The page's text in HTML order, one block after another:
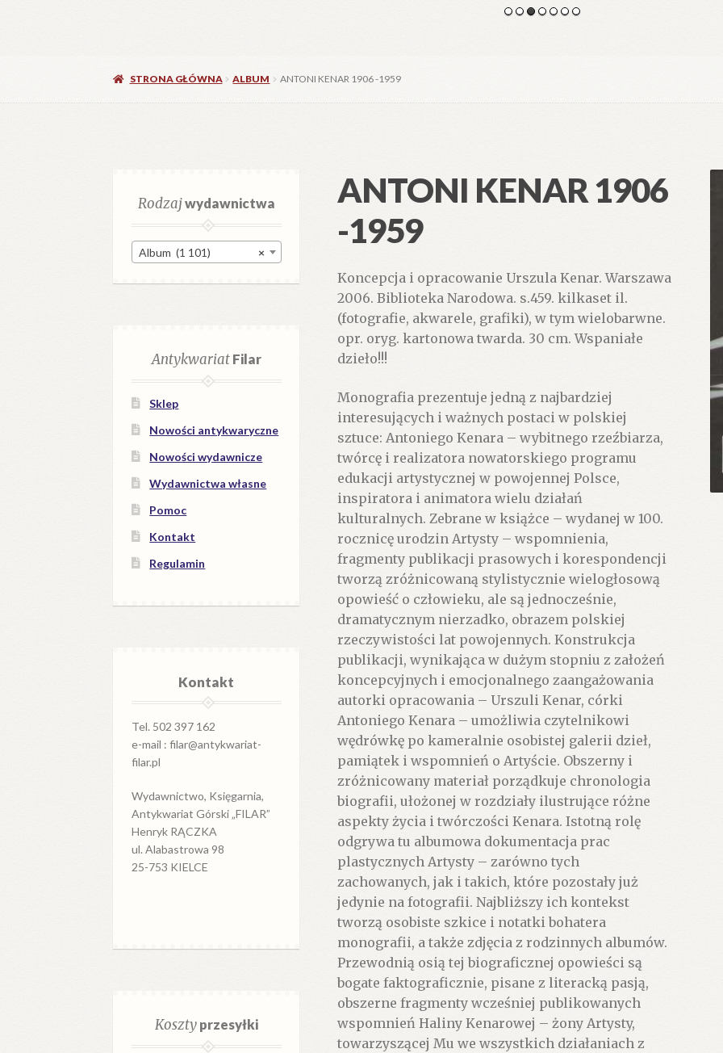
STRONA GŁÓWNA ALBUM ANTONI KENAR 1906 -1959
ANTONI KENAR 1906
-1959
Koncepcja i opracowanie Urszula Kenar. Warszawa
2006. Biblioteka Narodowa. s.459. kilkaset il.
(fotografie, akwarele, grafiki), w tym wielobarwne.
opr. oryg. kartonowa twarda. 30 cm. Wspaniałe
dzieło!!!
Monografia prezentuje jedną z najbardziej
interesujących i ważnych postaci w polskiej
sztuce: Antoniego Kenara – wybitnego rzeźbiarza,
twórcę i realizatora nowatorskiego programu
edukacji artystycznej w powojennej Polsce,
inspiratora i animatora wielu działań
kulturalnych. Zebrane w książce – wydanej w 100.
rocznicę urodzin Artysty – wspomnienia,
fragmenty publikacji prasowych i korespondencji
tworzą zróżnicowaną stylistycznie wielogłosową
opowieść o człowieku, ale są jednocześnie,
dramatycznym nierzadko, obrazem polskiej
rzeczywistości lat powojennych. Konstrukcja
publikacji, wynikająca w dużym stopniu z założeń
koncepcyjnych i emocjonalnego zaangażowania
autorki opracowania – Urszuli Kenar, córki
Antoniego Kenara – umożliwia czytelnikowi
wędrówkę po kameralnie osobistej galerii dzieł,
pamiątek i wspomnień o Artyście. Obszerny i
zróżnicowany materiał porządkuje chronologia
biografii, ułożonej w rozdziały ilustrujące różne
aspekty życia i twórczości Kenara. Istotną rolę
odgrywa tu albumowa dokumentacja prac
plastycznych Artysty – zarówno tych
zachowanych, jak i takich, które pozostały już
jedynie na fotografii. Najbliższy ich kontekst
tworzą osobiste szkice i notatki bohatera
monografii, a także zdjęcia z rodzinnych albumów.
Przewodnią osią tej biograficznej opowieści są
bogate faktograficznie, pisane z literacką pasją,
obszerne fragmenty wcześniej publikowanych
wspomnień Haliny Kenarowej – żony Artysty,
towarzyszącej Mu we wszystkich działaniach z
Rodzajwydawnictwa
×
Album (1 101)
AntykwariatFilar
Sklep
Nowości antykwaryczne
Nowości wydawnicze
Wydawnictwa własne
Pomoc
Kontakt
Regulamin
Kontakt
Tel. 502 397 162
e-mail : filar@antykwariat-
filar.pl
Wydawnictwo, Księgarnia,
Antykwariat Górski „FILAR”
Henryk RĄCZKA
ul. Alabastrowa 98
25-753 KIELCE
Kosztyprzesyłki